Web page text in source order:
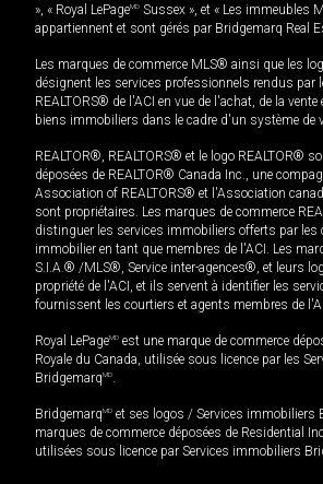
», « Royal LePageMD Sussex », et « Les immeubles
appartiennent et sont gérés par Bridgemarq Real
Les marques de commerce MLS® ainsi que les
désignent les services professionnels rendus par
REALTORS® de l'ACI en vue de l'achat, de la vente
biens immobiliers dans le cadre d'un système de
REALTOR®, REALTORS® et le logo REALTOR®
déposées de REALTOR® Canada Inc., une
Association of REALTORS® et l'Association
sont propriétaires. Les marques de commerce
distinguer les services immobiliers offerts par les
immobilier en tant que membres de l'ACI. Les
S.I.A.® /MLS®, Service inter-agences®, et leurs
propriété de l'ACI, et ils servent à identifier les
fournissent les courtiers et agents membres de
Royal LePageMD est une marque de commerce
Royale du Canada, utilisée sous licence par les
BridgemarqMD.
BridgemarqMD et ses logos / Services immobiliers
marques de commerce déposées de Residential
utilisées sous licence par Services immobiliers